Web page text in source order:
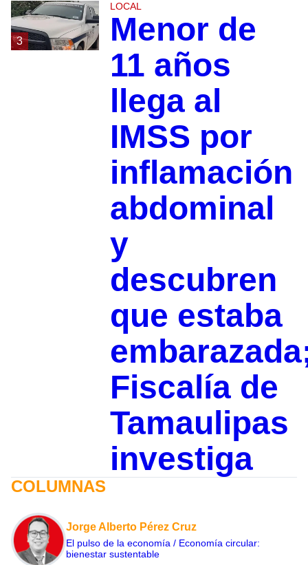
3
LOCAL
Menor de
11 años
llega al
IMSS por
inflamación
abdominal
y
descubren
que estaba
Fiscalía de
Tamaulipas
investiga
COLUMNAS
Jorge Alberto Pérez Cruz
El pulso de la economía / Economía circular:
bienestar sustentable